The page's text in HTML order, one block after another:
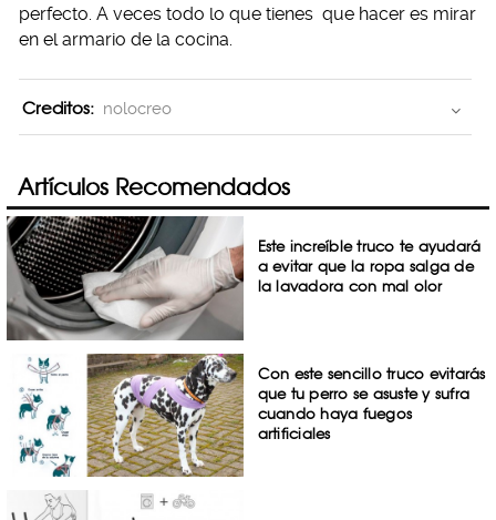
perfecto. A veces todo lo que tienes que hacer es mirar
en el armario de la cocina.
Creditos: nolocreo
Artículos Recomendados
Este increíble truco te ayudará
a evitar que la ropa salga de
la lavadora con mal olor
Con este sencillo truco evitarás
que tu perro se asuste y sufra
cuando haya fuegos
artificiales